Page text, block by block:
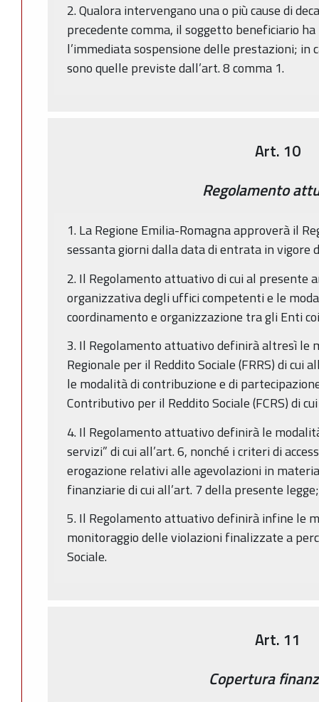
2. Qualora intervengano una o più cause di
precedente comma, il soggetto beneficiario ha
l’immediata sospensione delle prestazioni; in
sono quelle previste dall’art. 8 comma 1.
Art. 10
Regolamento
1. La Regione Emilia-Romagna approverà il
sessanta giorni dalla data di entrata in vigore
2. Il Regolamento attuativo di cui al
organizzativa degli uffici competenti e le
coordinamento e organizzazione tra gli Enti
3. Il Regolamento attuativo definirà altresì le
Regionale per il Reddito Sociale (FRRS) di cui
le modalità di contribuzione e di
Contributivo per il Reddito Sociale (FCRS) di
4. Il Regolamento attuativo definirà le
servizi” di cui all’art. 6, nonché i criteri di
erogazione relativi alle agevolazioni in
finanziarie di cui all’art. 7 della presente legge;
5. Il Regolamento attuativo definirà infine le
monitoraggio delle violazioni finalizzate a
Sociale.
Art. 11
Copertura